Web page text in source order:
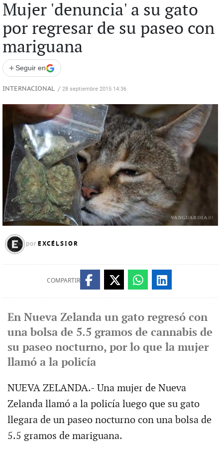
Mujer 'denuncia' a su gato
por regresar de su paseo con
mariguana
+ Seguir en
INTERNACIONAL / 28 septiembre 2015 14:36
por EXCÉLSIOR
COMPARTIR
En Nueva Zelanda un gato regresó con
una bolsa de 5.5 gramos de cannabis de
su paseo nocturno, por lo que la mujer
llamó a la policía
NUEVA ZELANDA.- Una mujer de Nueva
Zelanda llamó a la policía luego que su gato
llegara de un paseo nocturno con una bolsa de
5.5 gramos de mariguana.